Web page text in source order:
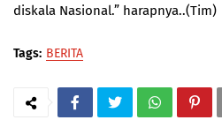
diskala Nasional.” harapnya..(Tim)
Tags: BERITA